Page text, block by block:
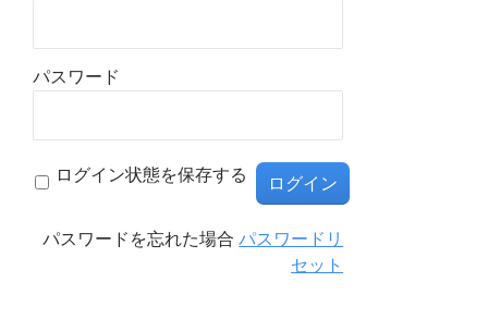
パスワード
ログイン状態を保存する
パスワードを忘れた場合パスワードリ
セット